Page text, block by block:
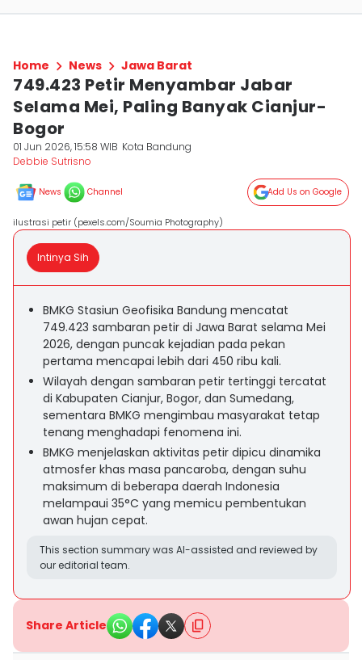
Home News Jawa Barat
749.423 Petir Menyambar Jabar
Selama Mei, Paling Banyak Cianjur-
Bogor
01 Jun 2026, 15:58 WIB Kota Bandung
Debbie Sutrisno
News Channel Add Us on Google
ilustrasi petir (pexels.com/Soumia Photography)
Intinya Sih
BMKG Stasiun Geofisika Bandung mencatat
749.423 sambaran petir di Jawa Barat selama Mei
2026, dengan puncak kejadian pada pekan
pertama mencapai lebih dari 450 ribu kali.
Wilayah dengan sambaran petir tertinggi tercatat
di Kabupaten Cianjur, Bogor, dan Sumedang,
sementara BMKG mengimbau masyarakat tetap
tenang menghadapi fenomena ini.
BMKG menjelaskan aktivitas petir dipicu dinamika
atmosfer khas masa pancaroba, dengan suhu
maksimum di beberapa daerah Indonesia
melampaui 35°C yang memicu pembentukan
awan hujan cepat.
This section summary was AI-assisted and reviewed by
our editorial team.
Share Article